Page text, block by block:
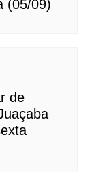
(05/09)
de